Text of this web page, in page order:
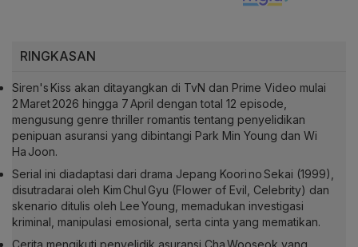
RINGKASAN
Siren's Kiss akan ditayangkan di TvN dan Prime Video mulai
2 Maret 2026 hingga 7 April dengan total 12 episode,
mengusung genre thriller romantis tentang penyelidikan
penipuan asuransi yang dibintangi Park Min Young dan Wi
Ha Joon.
Serial ini diadaptasi dari drama Jepang Koori no Sekai (1999),
disutradarai oleh Kim Chul Gyu (Flower of Evil, Celebrity) dan
skenario ditulis oleh Lee Young, memadukan investigasi
kriminal, manipulasi emosional, serta cinta yang mematikan.
Cerita mengikuti penyelidik asuransi Cha Wooseok yang